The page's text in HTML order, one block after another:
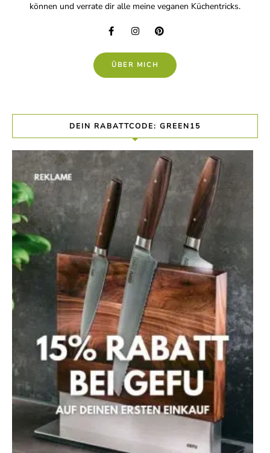
können und verrate dir alle meine veganen Küchentricks.
ÜBER MICH
DEIN RABATTCODE: GREEN15